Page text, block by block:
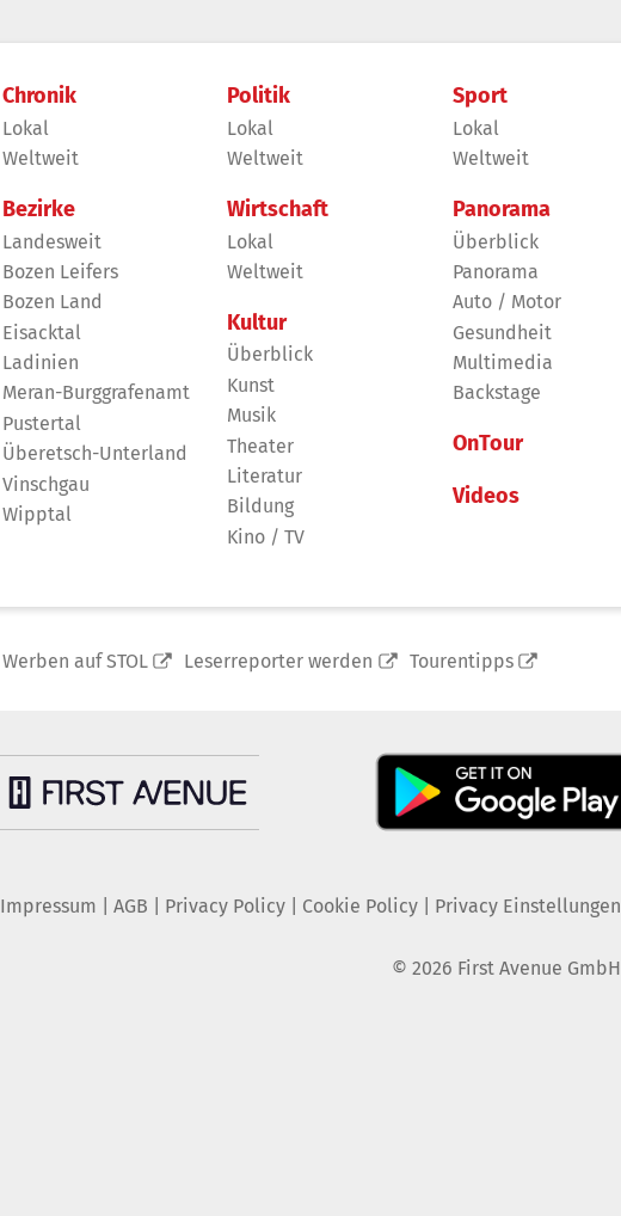
Chronik
Lokal
Weltweit
Bezirke
Landesweit
Bozen Leifers
Bozen Land
Eisacktal
Ladinien
Meran-Burggrafenamt
Pustertal
Überetsch-Unterland
Vinschgau
Wipptal
Politik
Lokal
Weltweit
Wirtschaft
Lokal
Weltweit
Kultur
Überblick
Kunst
Musik
Theater
Literatur
Bildung
Kino / TV
Sport
Lokal
Weltweit
Panorama
Überblick
Panorama
Auto / Motor
Gesundheit
Multimedia
Backstage
OnTour
Videos
Werben auf STOL Leserreporter werden Tourentipps
Impressum AGB Privacy Policy| Cookie Policy| Privacy Einstellungen
© 2026 First Avenue GmbH